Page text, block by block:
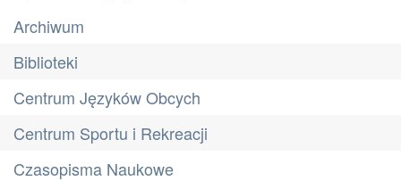
Archiwum
Biblioteki
Centrum Języków Obcych
Centrum Sportu i Rekreacji
Czasopisma Naukowe